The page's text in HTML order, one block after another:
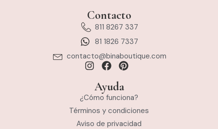
Contacto
811 8267 337
81 1826 7337
contacto@binaboutique.com
Ayuda
¿Cómo funciona?
Términos y condiciones
Aviso de privacidad